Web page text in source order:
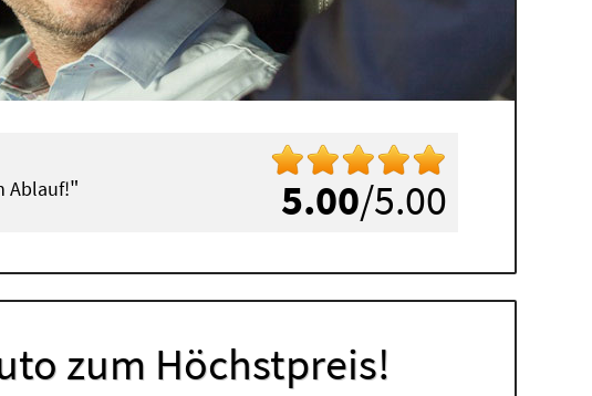
5.00/5.00
Ablauf!"
zum Höchstpreis!